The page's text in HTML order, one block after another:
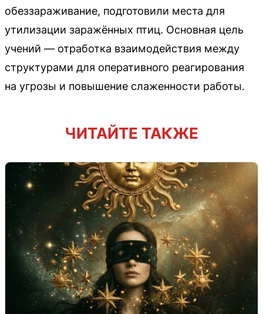
обеззараживание, подготовили места для
утилизации заражённых птиц. Основная цель
учений — отработка взаимодействия между
структурами для оперативного реагирования
на угрозы и повышение слаженности работы.
ЧИТАЙТЕ ТАКЖЕ